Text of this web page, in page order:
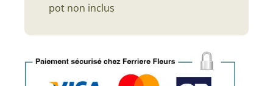
pot non inclus